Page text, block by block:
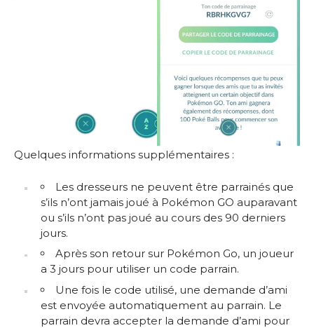
Quelques informations supplémentaires :
Les dresseurs ne peuvent être parrainés que
s’ils n’ont jamais joué à Pokémon GO auparavant
ou s’ils n’ont pas joué au cours des 90 derniers
jours.
Après son retour sur Pokémon Go, un joueur
a 3 jours pour utiliser un code parrain.
Une fois le code utilisé, une demande d’ami
est envoyée automatiquement au parrain. Le
parrain devra accepter la demande d’ami pour